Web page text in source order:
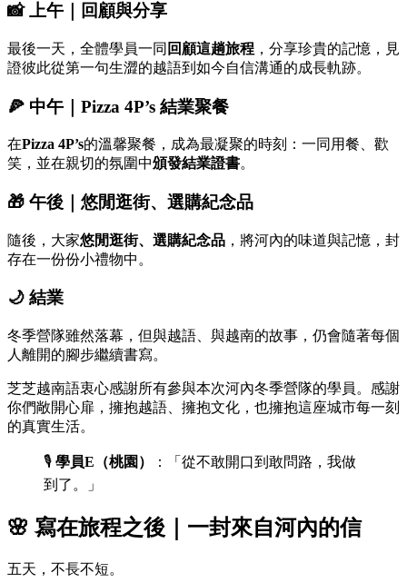
📸 上午｜回顧與分享
最後一天，全體學員一同 回顧這趟旅程 ，分享珍貴的記憶，見
證彼此從第一句生澀的越語到如今自信溝通的成長軌跡。
🍕 中午｜Pizza 4P’s 結業聚餐
在Pizza 4P’s的溫馨聚餐，成為最凝聚的時刻：一同用餐、歡
笑，並在親切的氛圍中頒發結業證書。
🎁 午後｜悠閒逛街、選購紀念品
隨後，大家悠閒逛街、選購紀念品 ，將河內的味道與記憶，封
存在一份份小禮物中。
🌙 結業
冬季營隊雖然落幕，但與越語、與越南的故事，仍會隨著每個
人離開的腳步繼續書寫。
芝芝越南語衷心感謝所有參與本次河內冬季營隊的學員。感謝
你們敞開心扉，擁抱越語、擁抱文化，也擁抱這座城市每一刻
的真實生活。
🎙️ 學員E（桃園）
：「從不敢開口到敢問路，我做
到了。」
🌸寫在旅程之後｜一封來自河內的信
五天，不長不短。